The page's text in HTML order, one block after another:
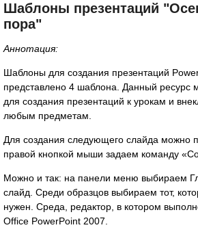
Шаблоны презентаций
пора"
Аннотация:
Шаблоны для создания презентаций
представлено 4 шаблона. Данный ресурс
для создания презентаций к урокам и
любым предметам.
Для создания следующего слайда можно
правой кнопкой мыши задаем команду
Можно и так: на панели меню выбираем
слайд. Среди образцов выбираем тот,
нужен. Среда, редактор, в котором
Office PowerPoint 2007.